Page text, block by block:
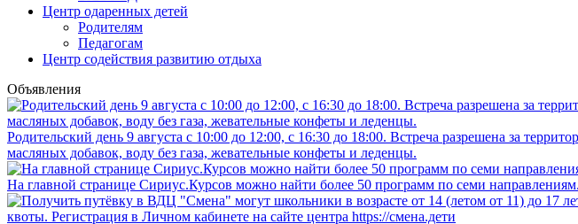
Центр одаренных детей
Родителям
Педагогам
Центр содействия развитию отдыха
Объявления
Родительский день 9 августа с 10:00 до 12:00, с 16:30 до 18:00. Встреча разрешена за
масляных добавок, воду без газа, жевательные конфеты и леденцы.
На главной странице Сириус.Курсов можно найти более 50 программ по семи